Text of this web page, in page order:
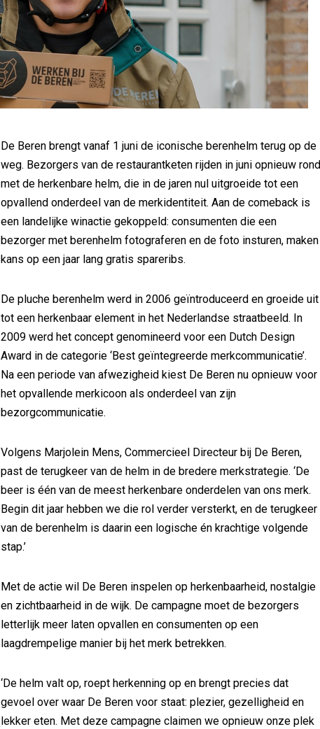
De Beren brengt vanaf 1 juni de iconische berenhelm terug op de
weg. Bezorgers van de restaurantketen rijden in juni opnieuw rond
met de herkenbare helm, die in de jaren nul uitgroeide tot een
opvallend onderdeel van de merkidentiteit. Aan de comeback is
een landelijke winactie gekoppeld: consumenten die een
bezorger met berenhelm fotograferen en de foto insturen, maken
kans op een jaar lang gratis spareribs.
De pluche berenhelm werd in 2006 geïntroduceerd en groeide uit
tot een herkenbaar element in het Nederlandse straatbeeld. In
2009 werd het concept genomineerd voor een Dutch Design
Award in de categorie ‘Best geïntegreerde merkcommunicatie’.
Na een periode van afwezigheid kiest De Beren nu opnieuw voor
het opvallende merkicoon als onderdeel van zijn
bezorgcommunicatie.
Volgens Marjolein Mens, Commercieel Directeur bij De Beren,
past de terugkeer van de helm in de bredere merkstrategie. ‘De
beer is één van de meest herkenbare onderdelen van ons merk.
Begin dit jaar hebben we die rol verder versterkt, en de terugkeer
van de berenhelm is daarin een logische én krachtige volgende
stap.’
Met de actie wil De Beren inspelen op herkenbaarheid, nostalgie
en zichtbaarheid in de wijk. De campagne moet de bezorgers
letterlijk meer laten opvallen en consumenten op een
laagdrempelige manier bij het merk betrekken.
‘De helm valt op, roept herkenning op en brengt precies dat
gevoel over waar De Beren voor staat: plezier, gezelligheid en
lekker eten. Met deze campagne claimen we opnieuw onze plek